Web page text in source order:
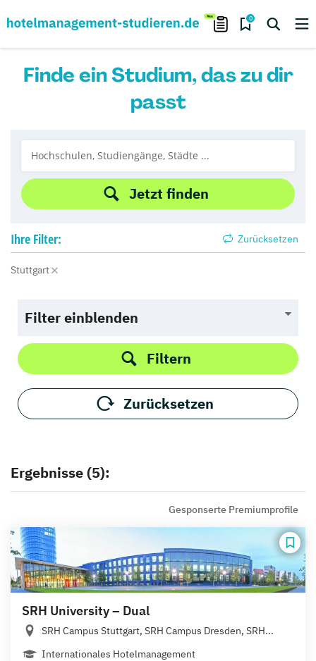
0
Finde ein Studium, das zu dir
passt
Jetzt finden
Ihre Filter: Zurücksetzen
Stuttgart
Filter einblenden
Filtern
Zurücksetzen
Ergebnisse (5):
Gesponserte Premiumprofile
SRH University – Dual
SRH Campus Stuttgart, SRH Campus Dresden, SRH...
Internationales Hotelmanagement